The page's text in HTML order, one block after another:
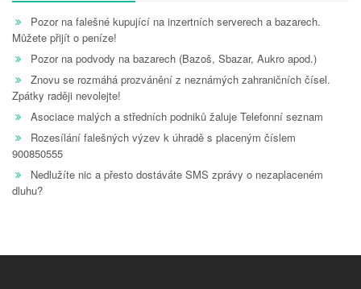
Pozor na falešné kupující na inzertních serverech a bazarech.
Můžete přijít o peníze!
Pozor na podvody na bazarech (Bazoš, Sbazar, Aukro apod.)
Znovu se rozmáhá prozvánění z neznámých zahraničních čísel.
Zpátky raději nevolejte!
Asociace malých a středních podniků žaluje Telefonní seznam
Rozesílání falešných výzev k úhradě s placeným číslem
900850555
Nedlužíte nic a přesto dostáváte SMS zprávy o nezaplaceném
dluhu?